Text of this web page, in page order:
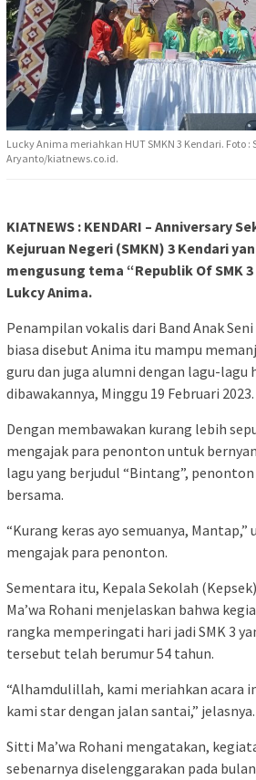
Lucky Anima meriahkan HUT SMKN 3 Kendari. Foto :
Aryanto/kiatnews.co.id.
KIATNEWS : KENDARI – Anniversary
Kejuruan Negeri (SMKN) 3 Kendari
mengusung tema “Republik Of SMK
Lukcy Anima.
Penampilan vokalis dari Band Anak
biasa disebut Anima itu mampu
guru dan juga alumni dengan lagu-lagu
dibawakannya, Minggu 19 Februari 2023.
Dengan membawakan kurang lebih
mengajak para penonton untuk
lagu yang berjudul “Bintang”,
bersama.
“Kurang keras ayo semuanya, Mantap,”
mengajak para penonton.
Sementara itu, Kepala Sekolah
Ma’wa Rohani menjelaskan bahwa
rangka memperingati hari jadi SMK 3
tersebut telah berumur 54 tahun.
“Alhamdulillah, kami meriahkan acara
kami star dengan jalan santai,” jelasnya.
Sitti Ma’wa Rohani mengatakan,
sebenarnya diselenggarakan pada